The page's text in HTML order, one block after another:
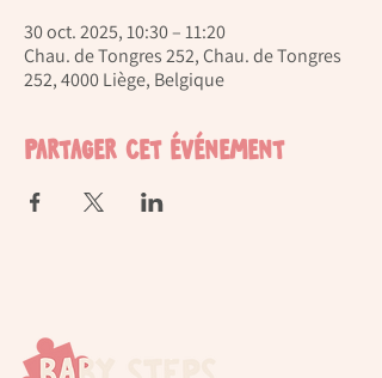
30 oct. 2025, 10:30 – 11:20
Chau. de Tongres 252, Chau. de Tongres
252, 4000 Liège, Belgique
Partager cet événement